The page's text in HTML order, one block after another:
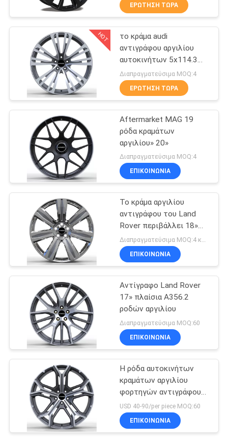
ΈΛΕΓΧΟΣ
ΕΛΆΤΕ
ΕΠΑΦΉ
ΜΕ
ΖΗΤΉΣΤΕ
ΑΠΌΣΠΑΣΜΑ
SITEMAP
PRIVACY
POLICY
Διαμορφωμένες
ροή ρόδες
κραμάτων
Ρόδες κραμάτων
αντιγράφου
Aftermarket MAG
ρόδες
70
4x4 από τα οδικά
πλαίσια
ΕΡΏΤΗΣΗ ΤΏΡΑ
HOT
το κράμα audi
αντιγράφου αργιλίου
αυτοκινήτων 5x114.3
5x120 κυλά το μέγεθος
18 19 20
Διαπραγματεύσιμα MOQ:4
ΕΡΏΤΗΣΗ ΤΏΡΑ
Aftermarket MAG 19
ρόδα κραμάτων
αργιλίου» 20»
Διαπραγματεύσιμα MOQ:4
ΕΠΙΚΟΙΝΩΝΊΑ
Το κράμα αργιλίου
αντιγράφου του Land
Rover περιβάλλει 18»
19» 20»
Διαπραγματεύσιμα MOQ:4 κομμάτια
ΕΠΙΚΟΙΝΩΝΊΑ
Αντίγραφο Land Rover
17» πλαίσια A356.2
ροδών αργιλίου
Διαπραγματεύσιμα MOQ:60
ΕΠΙΚΟΙΝΩΝΊΑ
Η ρόδα αυτοκινήτων
κραμάτων αργιλίου
φορτηγών αντιγράφου
του Land Rover
περιβάλλει 22 ίντσα
USD 40-90/per piece MOQ:60
ΕΠΙΚΟΙΝΩΝΊΑ